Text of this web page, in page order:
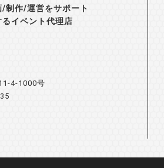
/制作/運営をサポート
イベント代理店
4-1000号